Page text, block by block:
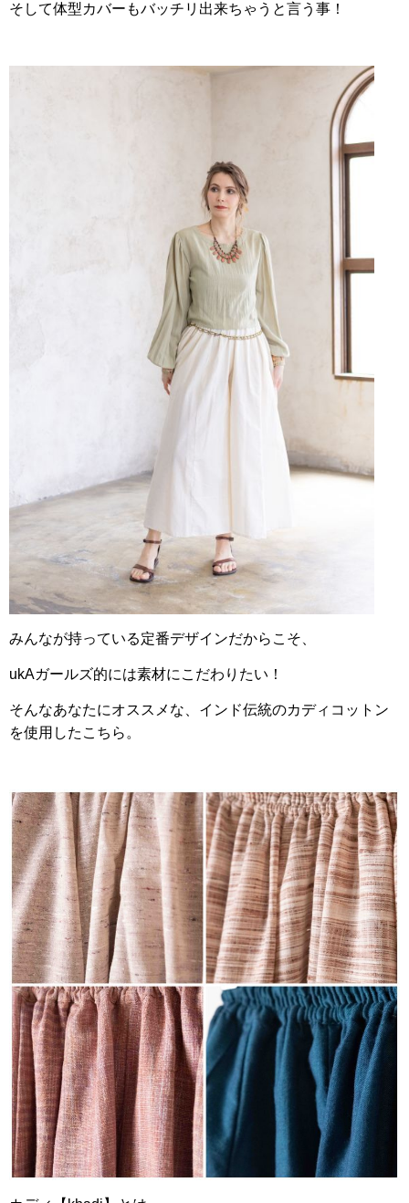
そして体型カバーもバッチリ出来ちゃうと言う事！
みんなが持っている定番デザインだからこそ、
ukAガールズ的には素材にこだわりたい！
そんなあなたにオススメな、インド伝統のカディコットン
を使用したこちら。